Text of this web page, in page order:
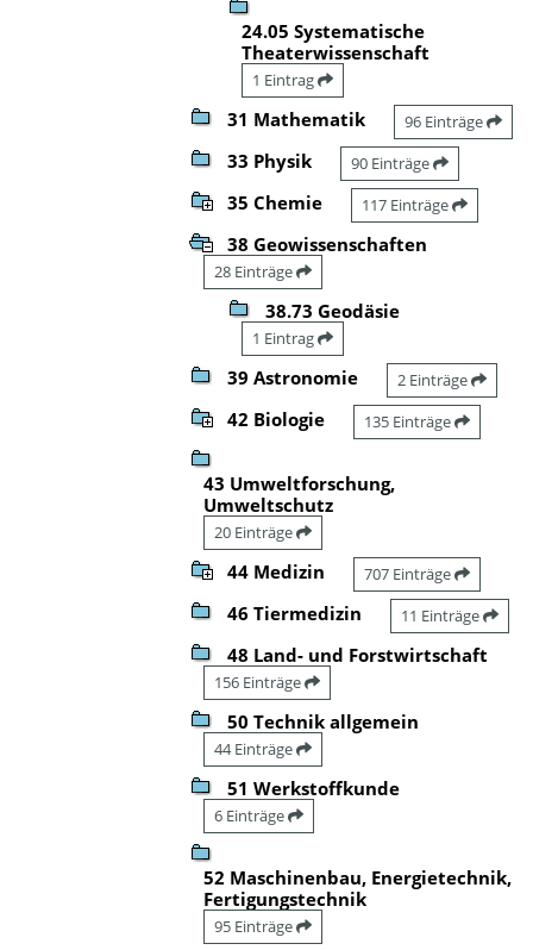
24.05 Systematische
Theaterwissenschaft
1 Eintrag
31 Mathematik 96 Einträge
33 Physik 90 Einträge
35 Chemie 117 Einträge
38 Geowissenschaften
28 Einträge
38.73 Geodäsie
1 Eintrag
39 Astronomie 2 Einträge
42 Biologie 135 Einträge
43 Umweltforschung,
Umweltschutz
20 Einträge
44 Medizin 707 Einträge
46 Tiermedizin 11 Einträge
48 Land- und Forstwirtschaft
156 Einträge
50 Technik allgemein
44 Einträge
51 Werkstoffkunde
6 Einträge
52 Maschinenbau, Energietechnik,
Fertigungstechnik
95 Einträge